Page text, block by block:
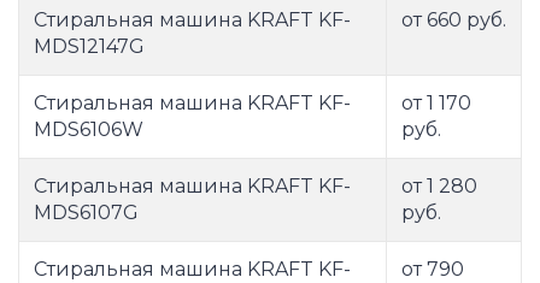
Стиральная машина KRAFT KF-
MDS12147G
от 660 руб.
Стиральная машина KRAFT KF-
MDS6106W
от 1 170
руб.
Стиральная машина KRAFT KF-
MDS6107G
от 1 280
руб.
Стиральная машина KRAFT KF-
от 790